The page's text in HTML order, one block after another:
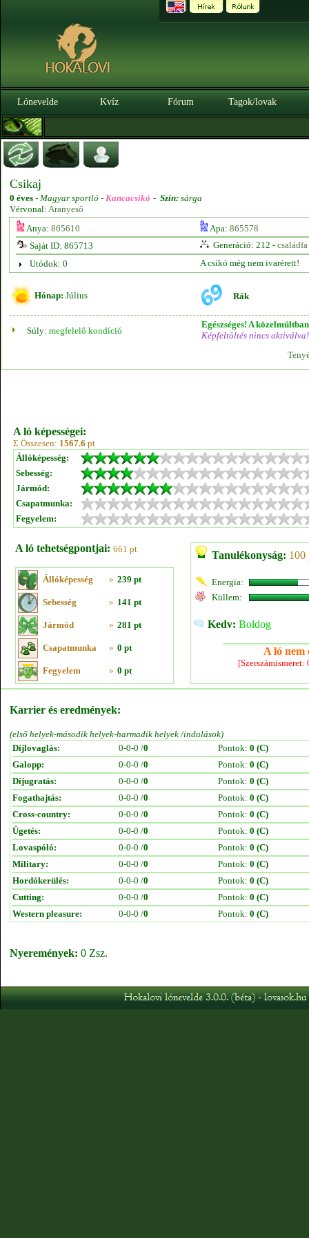
Lónevelde Kvíz Fórum Tagok/lovak
Csikaj
0 éves - Magyar sportló - Kancacsikó - Szín: sárga
Vérvonal: Aranyeső
Anya: 865610 Apa: 865578
Saját ID: 865713
Generáció: 212 - családfa
Utódok: 0
A csikó még nem ivarérett!
Hónap: Július Rák
Súly: megfelelő kondíció
Egészséges! A
Képfeltöltés nincs aktiválva!
A ló képességei:
Σ Összesen: 1567.6 pt
Állóképesség:
Sebesség:
Jármód:
Csapatmunka:
Fegyelem:
A ló tehetségpontjai: 661 pt
Állóképesség » 239 pt
Sebesség » 141 pt
Jármód » 281 pt
Csapatmunka » 0 pt
Fegyelem » 0 pt
Tanulékonyság: 100
Energia:
Küllem:
Kedv: Boldog
A ló nem
Karrier és eredmények:
(első helyek-második helyek-harmadik helyek /indulások)
Díjlovaglás:
0-0-0 /0 Pontok: 0 (C)
Galopp:
0-0-0 /0 Pontok: 0 (C)
Díjugratás:
0-0-0 /0 Pontok: 0 (C)
Fogathajtás:
0-0-0 /0 Pontok: 0 (C)
Cross-country:
0-0-0 /0 Pontok: 0 (C)
Ügetés:
0-0-0 /0 Pontok: 0 (C)
Lovaspóló:
0-0-0 /0 Pontok: 0 (C)
Military:
0-0-0 /0 Pontok: 0 (C)
Hordókerülés:
0-0-0 /0 Pontok: 0 (C)
Cutting:
0-0-0 /0 Pontok: 0 (C)
Western pleasure:
0-0-0 /0 Pontok: 0 (C)
Nyeremények: 0 Zsz.